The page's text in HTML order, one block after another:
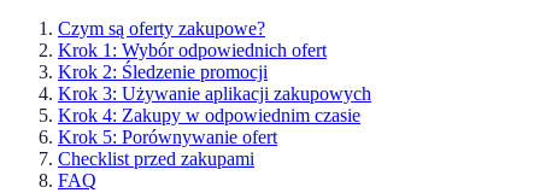
Czym są oferty zakupowe?
Krok 1: Wybór odpowiednich ofert
Krok 2: Śledzenie promocji
Krok 3: Używanie aplikacji zakupowych
Krok 4: Zakupy w odpowiednim czasie
Krok 5: Porównywanie ofert
Checklist przed zakupami
FAQ